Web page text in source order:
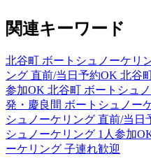
関連キーワード
北谷町 ボートシュノーケリ
ング 直前/当日予約OK 北谷
参加OK 北谷町 ボートシュ
発・慶良間 ボートシュノー
シュノーケリング 直前/当日
シュノーケリング 1人参加
ーケリング 子連れ歓迎